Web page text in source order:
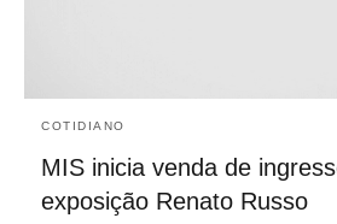
COTIDIANO
MIS inicia venda de
exposição Renato Russo